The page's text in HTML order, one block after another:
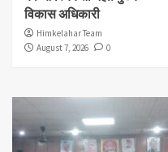
विकास अधिकारी
Himkelahar Team
August 7, 2026
0